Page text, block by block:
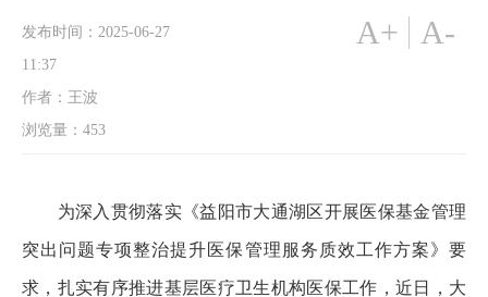
发布时间：2025-06-27
11:37
作者：王波
浏览量： 453
A+ A-
为深入贯彻落实《益阳市大通湖区开展医保基金管理
突出问题专项整治提升医保管理服务质效工作方案》要
求，扎实有序推进基层医疗卫生机构医保工作，近日，大